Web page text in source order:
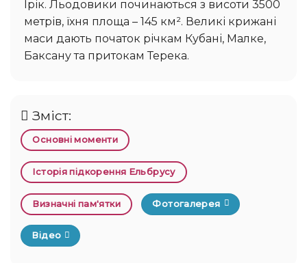
Ірік. Льодовики починаються з висоти 3500
метрів, їхня площа – 145 км². Великі крижані
маси дають початок річкам Кубані, Малке,
Баксану та притокам Терека.
Зміст:
Основні моменти
Історія підкорення Ельбрусу
Визначні пам'ятки Фотогалерея
Відео